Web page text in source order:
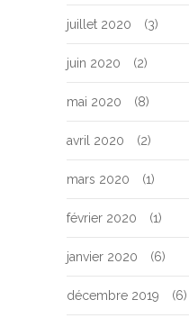
juillet 2020 (3)
juin 2020 (2)
mai 2020 (8)
avril 2020 (2)
mars 2020 (1)
février 2020 (1)
janvier 2020 (6)
décembre 2019 (6)